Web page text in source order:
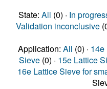
State: All (0) · In
Validation inconclusive
Application: All (0) · 14e
Sieve (0) · 15e Lattice
16e Lattice Sieve for